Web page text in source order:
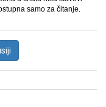
samo za čitanje.